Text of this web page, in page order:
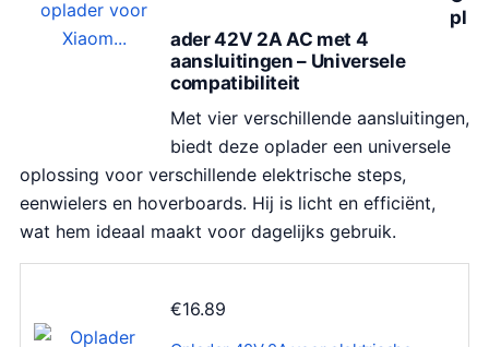
pl
ader 42V 2A AC met 4
aansluitingen – Universele
compatibiliteit
Met vier verschillende aansluitingen,
biedt deze oplader een universele
oplossing voor verschillende elektrische steps,
eenwielers en hoverboards. Hij is licht en efficiënt,
wat hem ideaal maakt voor dagelijks gebruik.
€16.89